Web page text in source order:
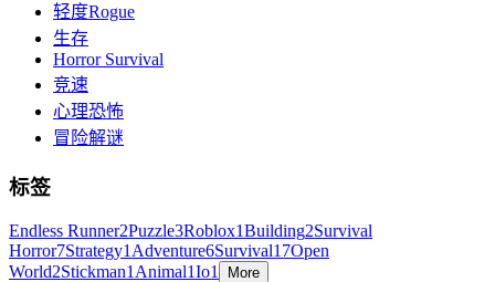
轻度Rogue
生存
Horror Survival
竞速
心理恐怖
冒险解谜
标签
Endless Runner2Puzzle3Roblox1Building2Survival
Horror7Strategy1 Adventure6Survival17Open
World2Stickman1 Animal1Io1 More